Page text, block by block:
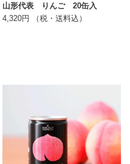
山形代表 りんご 20缶入
4,320円 （税・送料込）